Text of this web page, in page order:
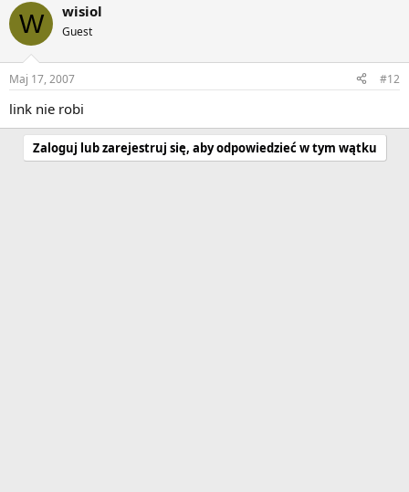
W wisiol
Guest
Maj 17, 2007 #12
link nie robi
Zaloguj lub zarejestruj się, aby odpowiedzieć w tym wątku